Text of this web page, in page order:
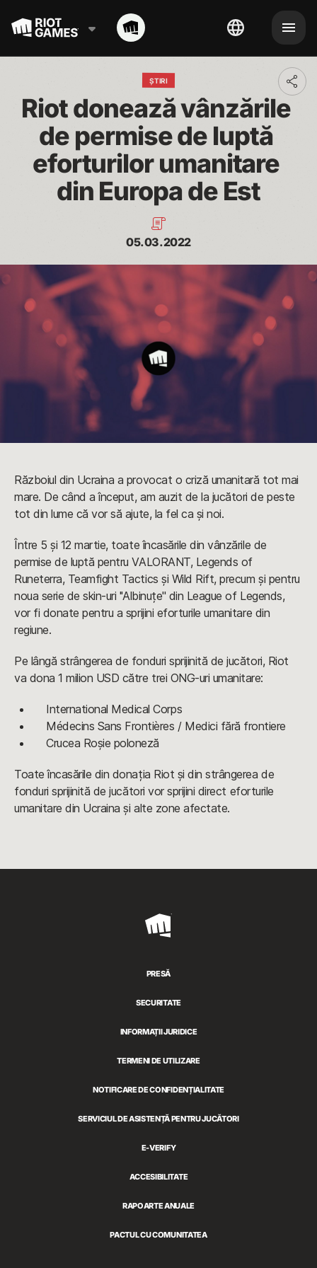
ȘTIRI
Riot donează vânzările
de permise de luptă
eforturilor umanitare
din Europa de Est
05.03.2022
Războiul din Ucraina a provocat o criză umanitară tot mai
mare. De când a început, am auzit de la jucători de peste
tot din lume că vor să ajute, la fel ca și noi.
Între 5 și 12 martie, toate încasările din vânzările de
permise de luptă pentru VALORANT, Legends of
Runeterra, Teamfight Tactics și Wild Rift, precum și pentru
noua serie de skin-uri ''Albinuțe'' din League of Legends,
vor fi donate pentru a sprijini eforturile umanitare din
regiune.
Pe lângă strângerea de fonduri sprijinită de jucători, Riot
va dona 1 milion USD către trei ONG-uri umanitare:
International Medical Corps
Médecins Sans Frontières / Medici fără frontiere
Crucea Roșie poloneză
Toate încasările din donația Riot și din strângerea de
fonduri sprijinită de jucători vor sprijini direct eforturile
umanitare din Ucraina și alte zone afectate.
Riot
PRESĂ
SECURITATE
INFORMAȚII JURIDICE
TERMENI DE UTILIZARE
NOTIFICARE DE CONFIDENȚIALITATE
SERVICIUL DE ASISTENȚĂ PENTRU JUCĂTORI
E-VERIFY
ACCESIBILITATE
RAPOARTE ANUALE
PACTUL CU COMUNITATEA